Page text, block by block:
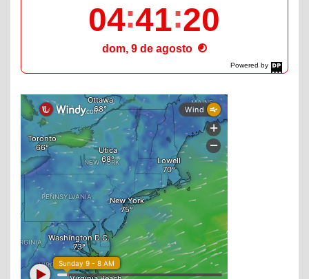
Powered by
DaysPedia.com
04 41 22
dom, 9 de agosto